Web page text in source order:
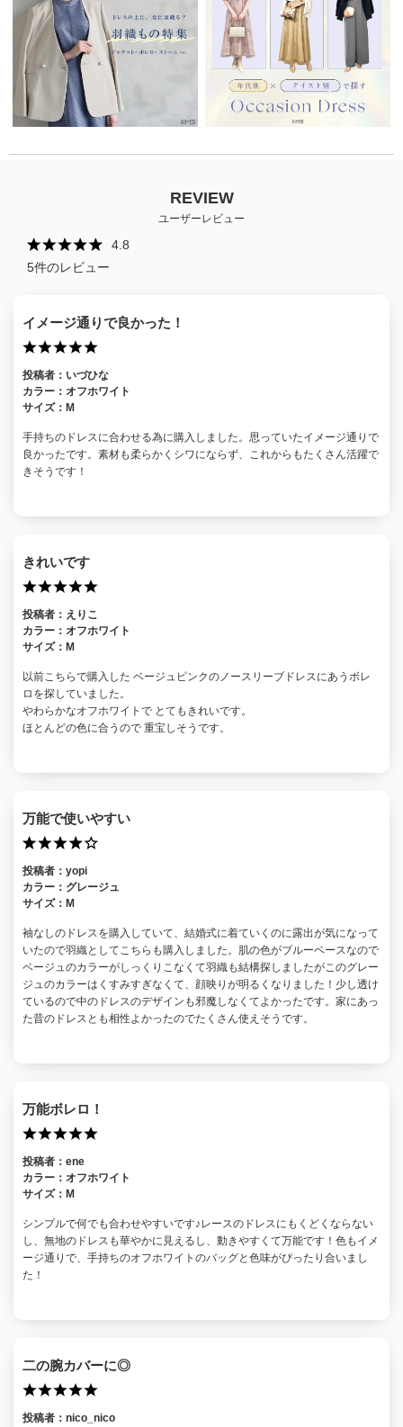
REVIEW
ユーザーレビュー
4.8
5件のレビュー
イメージ通りで良かった！
投稿者： いづひな
カラー： オフホワイト
サイズ： M
手持ちのドレスに合わせる為に購入しました。思っていたイメージ通りで
良かったです。素材も柔らかくシワにならず、これからもたくさん活躍で
きそうです！
きれいです
投稿者： えりこ
カラー： オフホワイト
サイズ： M
以前こちらで購入した ベージュピンクのノースリーブドレスにあうボレ
ロを探していました。
やわらかなオフホワイトで とてもきれいです。
ほとんどの色に合うので 重宝しそうです。
万能で使いやすい
投稿者： yopi
カラー： グレージュ
サイズ： M
袖なしのドレスを購入していて、結婚式に着ていくのに露出が気になって
いたので羽織としてこちらも購入しました。肌の色がブルーベースなので
ベージュのカラーがしっくりこなくて羽織も結構探しましたがこのグレー
ジュのカラーはくすみすぎなくて、顔映りが明るくなりました！少し透け
ているので中のドレスのデザインも邪魔しなくてよかったです。家にあっ
た昔のドレスとも相性よかったのでたくさん使えそうです。
万能ボレロ！
投稿者： ene
カラー： オフホワイト
サイズ： M
シンプルで何でも合わせやすいです♪レースのドレスにもくどくならない
し、無地のドレスも華やかに見えるし、動きやすくて万能です！色もイメ
ージ通りで、手持ちのオフホワイトのバッグと色味がぴったり合いまし
た！
二の腕カバーに◎
投稿者： nico_nico